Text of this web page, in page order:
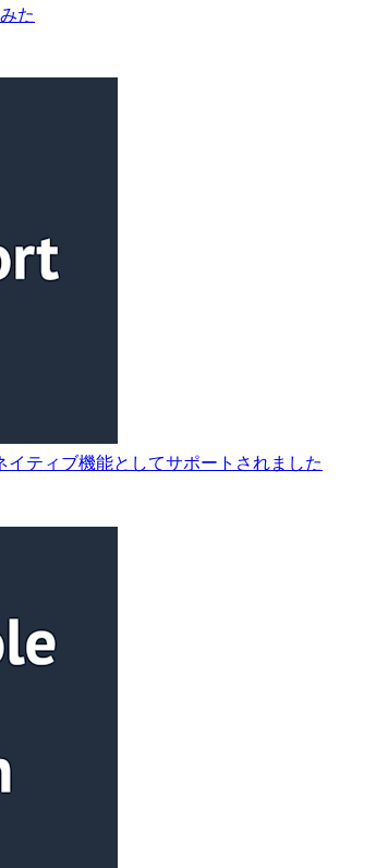
た
ティブ機能としてサポートされました